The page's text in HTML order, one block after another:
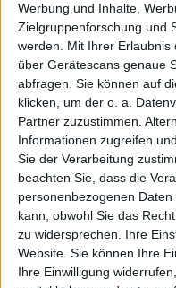
Werbung und Inhalte,
Zielgruppenforschung und
werden. Mit Ihrer
über Gerätescans genaue
abfragen. Sie können auf
klicken, um der o. a.
Partner zuzustimmen.
Informationen zugreifen
Sie der Verarbeitung
beachten Sie, dass die
personenbezogenen
kann, obwohl Sie das
zu widersprechen. Ihre
Website. Sie können Ihre
Ihre Einwilligung
Newsletter abonnieren